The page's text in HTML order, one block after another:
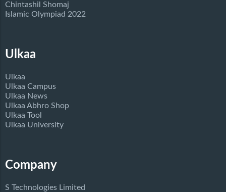
Chintashil Shomaj
Islamic Olympiad 2022
Ulkaa
Ulkaa
Ulkaa Campus
Ulkaa News
Ulkaa Abhro Shop
Ulkaa Tool
Ulkaa University
Company
S Technologies Limited